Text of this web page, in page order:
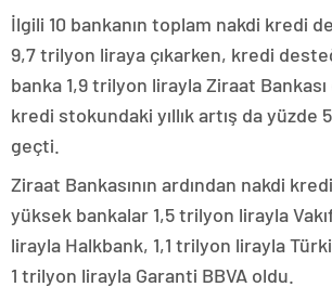
İlgili 10 bankanın toplam nakdi kredi
9,7 trilyon liraya çıkarken, kredi
banka 1,9 trilyon lirayla Ziraat Bankası
kredi stokundaki yıllık artış da yüzde
geçti.
Ziraat Bankasının ardından nakdi
yüksek bankalar 1,5 trilyon lirayla
lirayla Halkbank, 1,1 trilyon lirayla
1 trilyon lirayla Garanti BBVA oldu.